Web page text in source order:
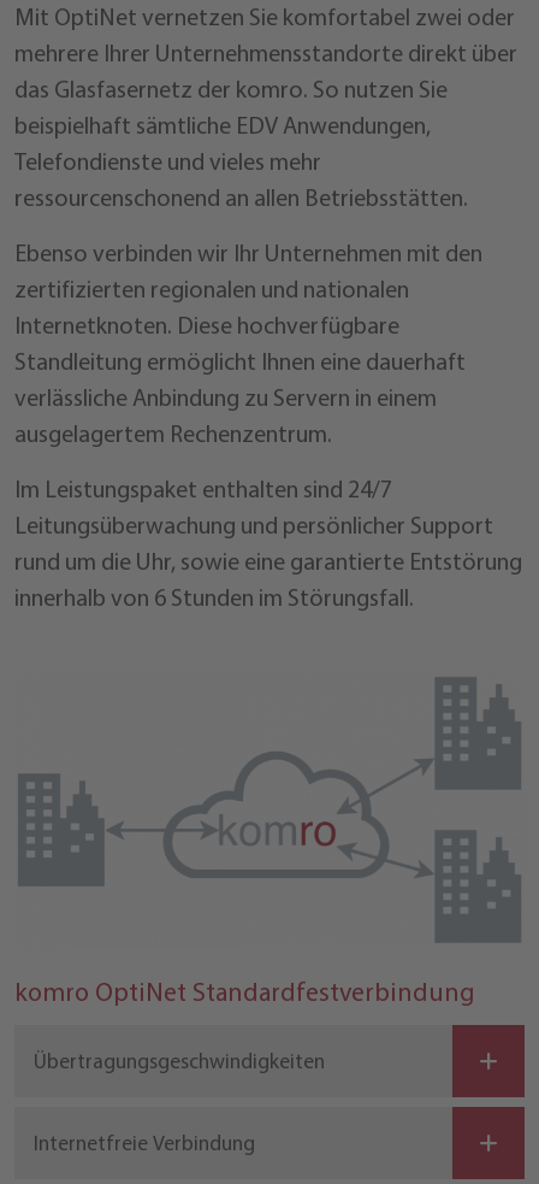
Mit OptiNet vernetzen Sie komfortabel zwei oder
mehrere Ihrer Unternehmensstandorte direkt über
das Glasfasernetz der komro. So nutzen Sie
beispielhaft sämtliche EDV Anwendungen,
Telefondienste und vieles mehr
ressourcenschonend an allen Betriebsstätten.
Ebenso verbinden wir Ihr Unternehmen mit den
zertifizierten regionalen und nationalen
Internetknoten. Diese hochverfügbare
Standleitung ermöglicht Ihnen eine dauerhaft
verlässliche Anbindung zu Servern in einem
ausgelagertem Rechenzentrum.
Im Leistungspaket enthalten sind 24/7
Leitungsüberwachung und persönlicher Support
rund um die Uhr, sowie eine garantierte Entstörung
innerhalb von 6 Stunden im Störungsfall.
komro OptiNet Standardfestverbindung
Übertragungsgeschwindigkeiten
Internetfreie Verbindung